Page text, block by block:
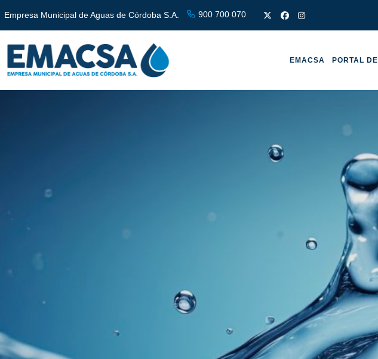
Empresa Municipal de Aguas de Córdoba S.A. 900 700 070
EMACSA PORTAL